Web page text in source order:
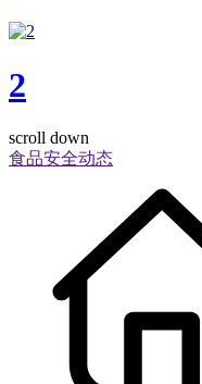
2
scroll down
食品安全动态